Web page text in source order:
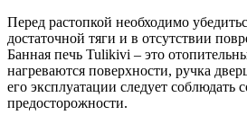
Перед растопкой необходимо
достаточной тяги и в отсутствии
Банная печь Tulikivi – это
нагреваются поверхности, ручка
его эксплуатации следует соблюдать
предосторожности.